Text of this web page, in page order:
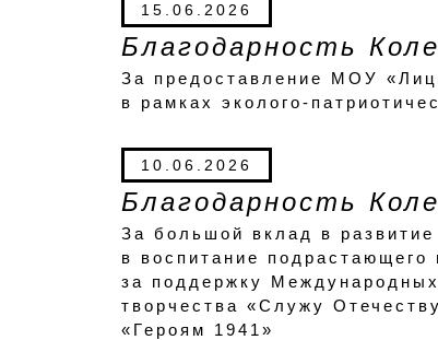
15.06.2026
Благодарность
За предоставление МОУ
в рамках эколого-
10.06.2026
Благодарность
За большой вклад в
в воспитание
за поддержку
творчества «Служу
«Героям 1941»